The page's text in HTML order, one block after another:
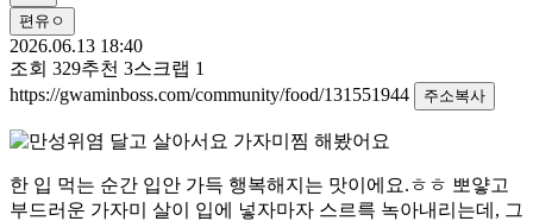
편유ㅇ
2026.06.13 18:40
조회 329추천 3스크랩 1
https://gwaminboss.com/community/food/131551944
주소복사
한 입 먹는 순간 입안 가득 행복해지는 맛이에요.ㅎㅎ 뽀얗고
부드러운 가자미 살이 입에 넣자마자 스르륵 녹아내리는데, 그